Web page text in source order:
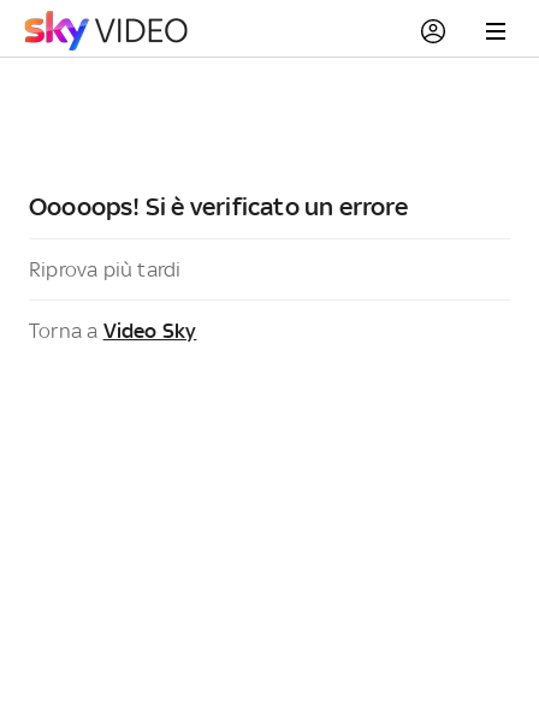
Ooooops! Si è verificato un errore
Riprova più tardi
Torna a Video Sky